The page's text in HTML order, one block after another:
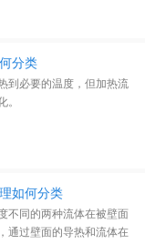
分类
到必要的温度，但加热流
。
如何分类
不同的两种流体在被壁面
通过壁面的导热和流体在